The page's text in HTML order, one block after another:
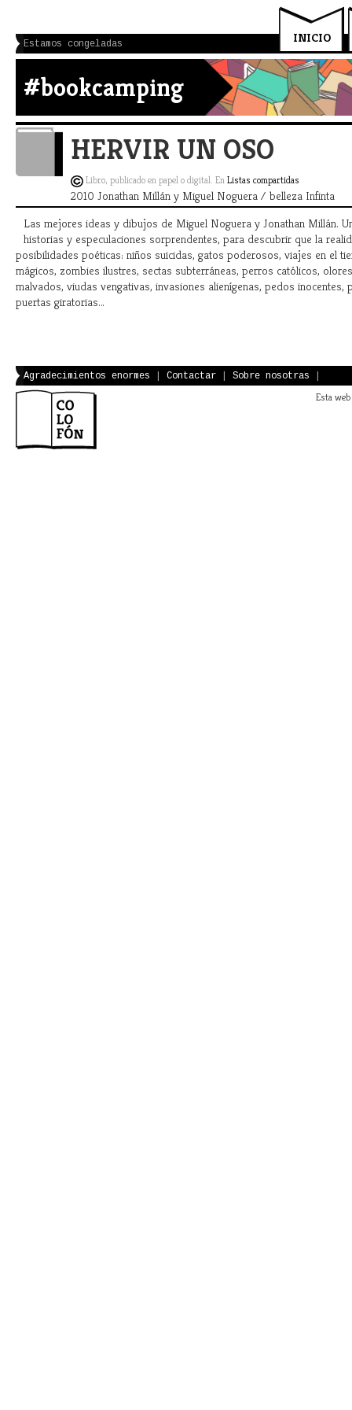
INICIO
Estamos congeladas
#bookcamping
HERVIR UN OSO
Libro, publicado en papel o digital. EnListas compartidas
2010 Jonathan Millán y Miguel Noguera / belleza Infinta
Las mejores ideas y dibujos de Miguel Noguera y Jonathan Millán.
historias y especulaciones sorprendentes, para descubrir que la
posibilidades poéticas: niños suicidas, gatos poderosos, viajes en el
mágicos, zombies ilustres, sectas subterráneas, perros católicos,
malvados, viudas vengativas, invasiones alienígenas, pedos inocentes,
puertas giratorias…
Agradecimientos enormes Contactar Sobre nosotras
Esta